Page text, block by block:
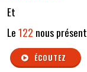
Et
Le122 nous
ÉCOUTEZ